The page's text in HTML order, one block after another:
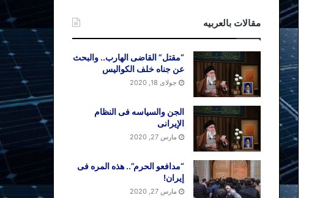
مقالات بالعربیه
“مقتل” القاضی الهارب.. والبحث
عن جناه خلف الکوالیس
جولای 18, 2020
الجن والسیاسه فی النظام
اﻹیرانی
مارس 27, 2020
“مدافعو الحرم”.. هذه المره فی
إیران!
مارس 27, 2020